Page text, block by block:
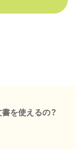
を使えるの？